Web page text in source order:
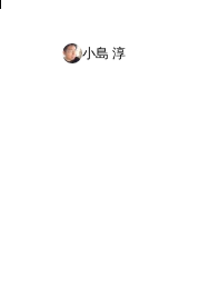
小島 淳